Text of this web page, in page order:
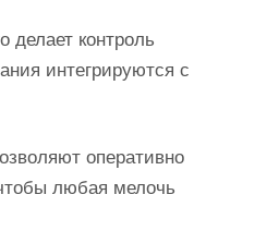
делает контроль
интегрируются с
оперативно
любая мелочь